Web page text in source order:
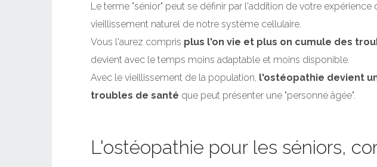
Le terme "sénior" peut se définir par l'addition de votre
vieillissement naturel de notre système cellulaire.
Vous l'aurez compris plus l'on vie et plus on cumule des
devient avec le temps moins adaptable et moins disponible.
Avec le vieillissement de la population, l'ostéopathie devient
troubles de santé que peut présenter une "personne âgée".
L'ostéopathie pour les séniors,